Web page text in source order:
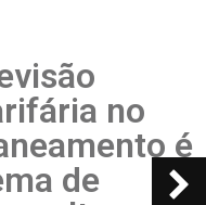
Imposto
Seletivo é
tema no
podcast